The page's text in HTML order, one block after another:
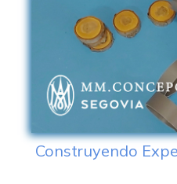
Construyendo